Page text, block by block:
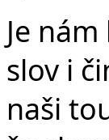
Je
slov i
naši